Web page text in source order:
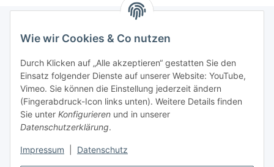
Wie wir Cookies & Co nutzen
Durch Klicken auf „Alle akzeptieren“ gestatten Sie den
Einsatz folgender Dienste auf unserer Website: YouTube,
Vimeo. Sie können die Einstellung jederzeit ändern
(Fingerabdruck-Icon links unten). Weitere Details finden
Sie unter Konfigurieren und in unserer
Datenschutzerklärung.
Impressum Datenschutz
Gesetzliche Informationen
Starke Marken